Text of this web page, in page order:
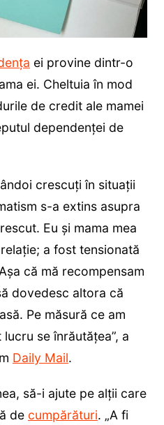
ei provine dintr-o
ei. Cheltuia în mod
de credit ale mamei
dependenței de
crescuți în situații
s-a extins asupra
Eu și mama mea
a fost tensionată
că mă recompensam
dovedesc altora că
Pe măsură ce am
se înrăutățea”, a
Daily Mail.
să-i ajute pe alții care
de cumpărături. „A fi